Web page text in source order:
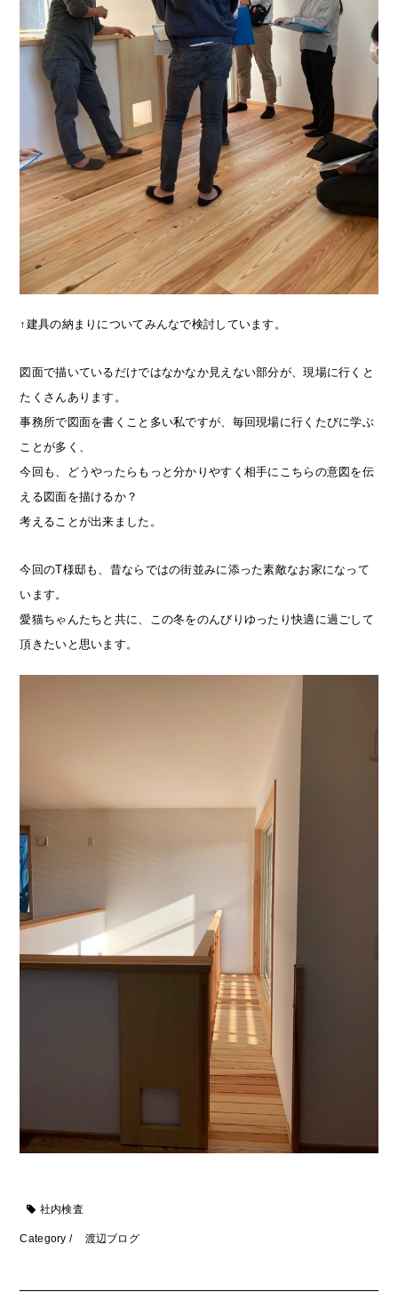
↑建具の納まりについてみんなで検討しています。
図面で描いているだけではなかなか見えない部分が、現場に行くと
たくさんあります。
事務所で図面を書くこと多い私ですが、毎回現場に行くたびに学ぶ
ことが多く、
今回も、どうやったらもっと分かりやすく相手にこちらの意図を伝
える図面を描けるか？
考えることが出来ました。
今回のT様邸も、昔ならではの街並みに添った素敵なお家になって
います。
愛猫ちゃんたちと共に、この冬をのんびりゆったり快適に過ごして
頂きたいと思います。
社内検査
Category / 渡辺ブログ